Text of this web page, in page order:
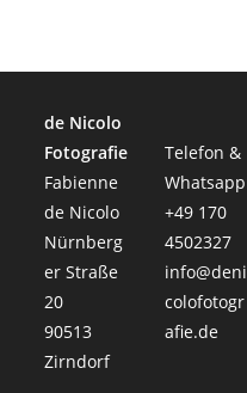
de Nicolo
Fotografie
Fabienne
de Nicolo
Nürnberg
er Straße
20
90513
Zirndorf
Telefon &
Whatsapp
+49 170
4502327
info@deni
colofotogr
afie.de